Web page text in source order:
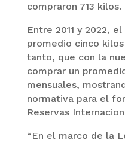
compraron 713 kilos.
Entre 2011 y 2022,
promedio cinco
tanto, que con la
comprar un
mensuales,
normativa para el
Reservas
“En el marco de la